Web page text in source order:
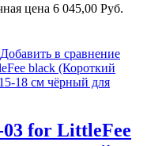
цена 6 045,00 Руб.
Добавить в сравнение
for LittleFee